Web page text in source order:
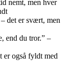
nemt, men hver
det er svært, men
end du tror.” –
er også fyldt med